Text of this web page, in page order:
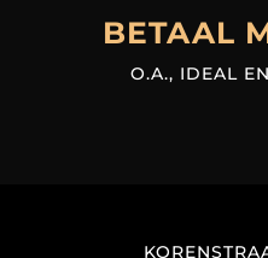
BETAAL
O.A., IDEAL